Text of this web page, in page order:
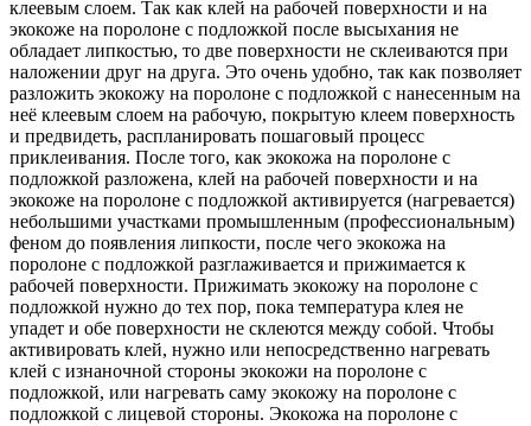
клеевым слоем. Так как клей на рабочей поверхности и на
экокоже на поролоне с подложкой после высыхания не
обладает липкостью, то две поверхности не склеиваются при
наложении друг на друга. Это очень удобно, так как позволяет
разложить экокожу на поролоне с подложкой с нанесенным на
неё клеевым слоем на рабочую, покрытую клеем поверхность
и предвидеть, распланировать пошаговый процесс
приклеивания. После того, как экокожа на поролоне с
подложкой разложена, клей на рабочей поверхности и на
экокоже на поролоне с подложкой активируется (нагревается)
небольшими участками промышленным (профессиональным)
феном до появления липкости, после чего экокожа на
поролоне с подложкой разглаживается и прижимается к
рабочей поверхности. Прижимать экокожу на поролоне с
подложкой нужно до тех пор, пока температура клея не
упадет и обе поверхности не склеются между собой. Чтобы
активировать клей, нужно или непосредственно нагревать
клей с изнаночной стороны экокожи на поролоне с
подложкой, или нагревать саму экокожу на поролоне с
подложкой с лицевой стороны. Экокожа на поролоне с